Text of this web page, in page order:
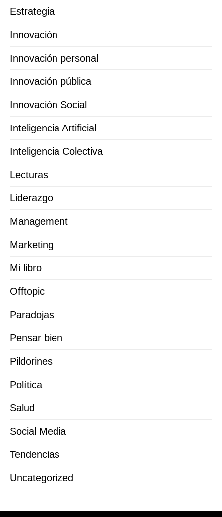
Estrategia
Innovación
Innovación personal
Innovación pública
Innovación Social
Inteligencia Artificial
Inteligencia Colectiva
Lecturas
Liderazgo
Management
Marketing
Mi libro
Offtopic
Paradojas
Pensar bien
Pildorines
Política
Salud
Social Media
Tendencias
Uncategorized